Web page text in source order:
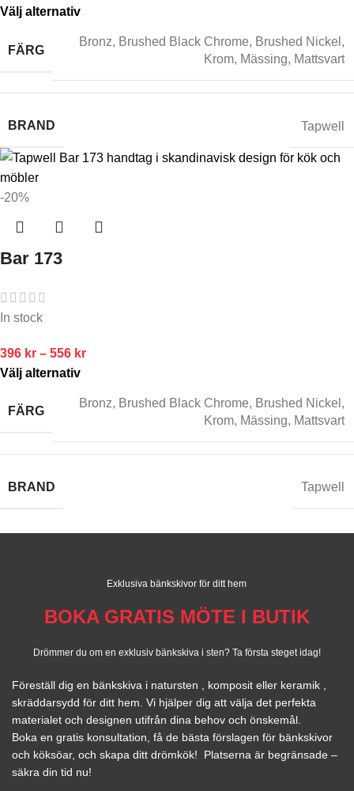
Välj alternativ
FÄRG
Bronz, Brushed Black Chrome, Brushed Nickel ,
Krom, Mässing, Mattsvart
BRAND Tapwell
-20%
Bar 173
In stock
396 kr – 556 kr
Välj alternativ
FÄRG
Bronz, Brushed Black Chrome, Brushed Nickel ,
Krom, Mässing, Mattsvart
BRAND Tapwell
Exklusiva bänkskivor för ditt hem
BOKA GRATIS MÖTE I BUTIK
Drömmer du om en exklusiv bänkskiva i sten? Ta första steget idag!
Föreställ dig en bänkskiva i natursten , komposit eller keramik ,
skräddarsydd för ditt hem. Vi hjälper dig att välja det perfekta
materialet och designen utifrån dina behov och önskemål.
Boka en gratis konsultation, få de bästa förslagen för bänkskivor
och köksöar, och skapa ditt drömkök! Platserna är begränsade –
säkra din tid nu!